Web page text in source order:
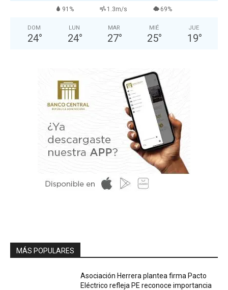
91% 1.3m/s 69%
DOM
24°
LUN
24°
MAR
27°
MIÉ
25°
JUE
19°
MÁS POPULARES
Asociación Herrera plantea firma Pacto
Eléctrico refleja PE reconoce importancia